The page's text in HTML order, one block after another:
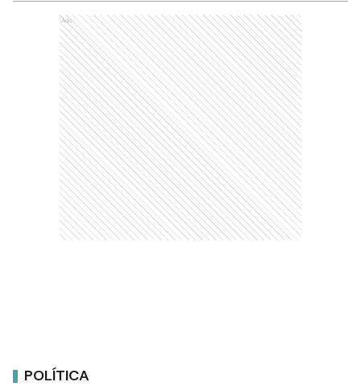
Ads
POLÍTICA